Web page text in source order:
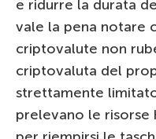
e ridurre la durata
vale la pena notare
criptovalute non
criptovaluta del
strettamente
prelevano le